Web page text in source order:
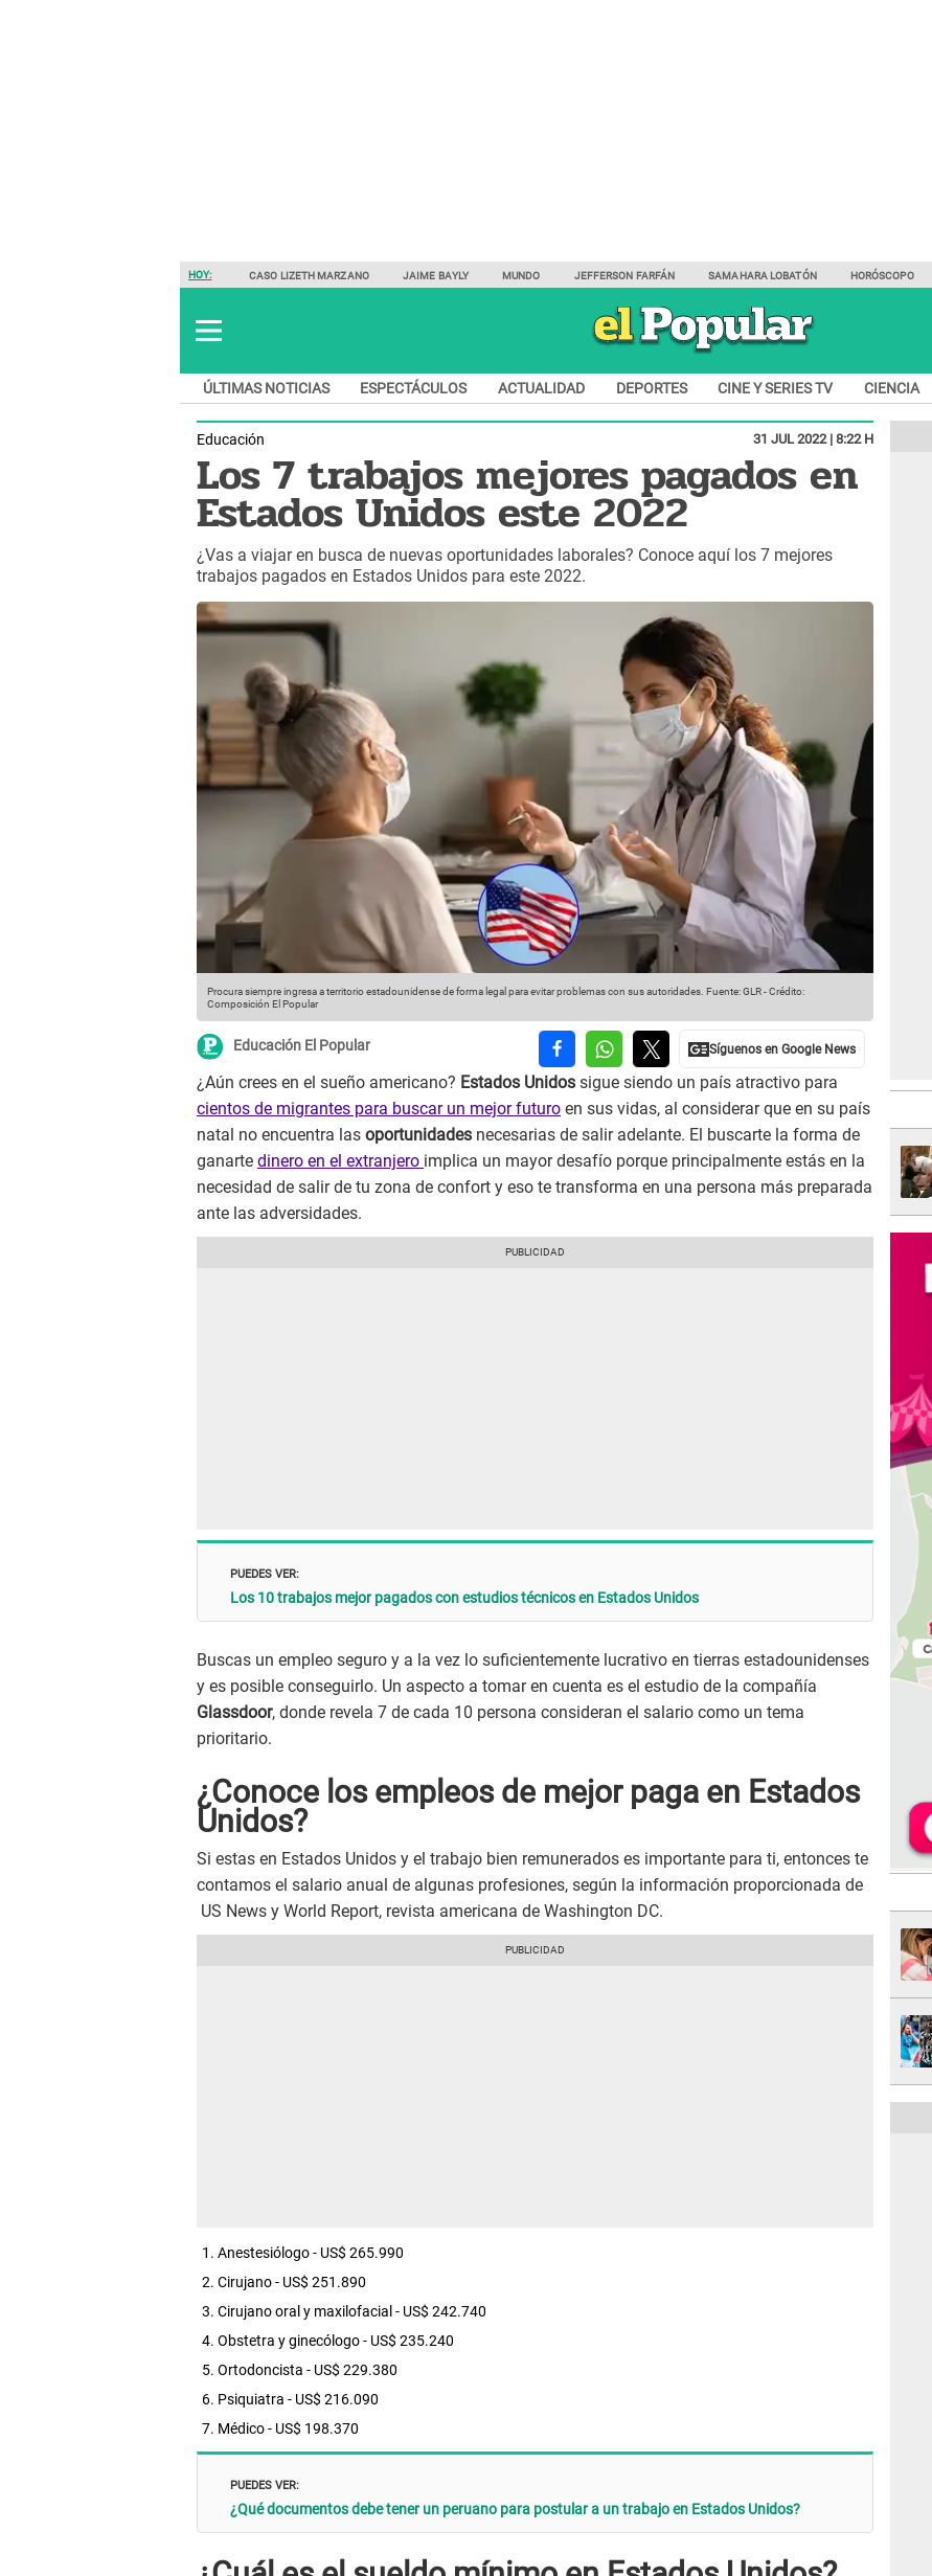
HOY: CASO LIZETH MARZANO JAIME BAYLY MUNDO JEFFERSON FARFÁN SAMAHARA LOBATÓN HORÓSCOPO
ÚLTIMAS NOTICIAS ESPECTÁCULOS ACTUALIDAD DEPORTES CINE Y SERIES TV CIENCIA
Educación 31 JUL 2022 | 8:22 H
Los 7 trabajos mejores pagados en
Estados Unidos este 2022
¿Vas a viajar en busca de nuevas oportunidades laborales? Conoce aquí los 7 mejores
trabajos pagados en Estados Unidos para este 2022.
Procura siempre ingresa a territorio estadounidense de forma legal para evitar problemas con sus autoridades. Fuente: GLR-Crédito:
Composición El Popular
Educación El Popular
¿Aún crees en el sueño americano? Estados Unidos sigue siendo un país atractivo para
cientos de migrantes para buscar un mejor futuro en sus vidas, al considerar que en su país
natal no encuentra las oportunidades necesarias de salir adelante. El buscarte la forma de
ganarte dinero en el extranjero implica un mayor desafío porque principalmente estás en la
necesidad de salir de tu zona de confort y eso te transforma en una persona más preparada
ante las adversidades.
PUEDES VER:
Los 10 trabajos mejor pagados con estudios técnicos en Estados Unidos
Buscas un empleo seguro y a la vez lo suficientemente lucrativo en tierras estadounidenses
y es posible conseguirlo. Un aspecto a tomar en cuenta es el estudio de la compañía
Glassdoor, donde revela 7 de cada 10 persona consideran el salario como un tema
prioritario.
¿Conoce los empleos de mejor paga en Estados
Unidos?
Si estas en Estados Unidos y el trabajo bien remunerados es importante para ti, entonces te
contamos el salario anual de algunas profesiones, según la información proporcionada de
US News y World Report, revista americana de Washington DC.
Anestesiólogo - US$ 265.990
Cirujano - US$ 251.890
Cirujano oral y maxilofacial - US$ 242.740
Obstetra y ginecólogo - US$ 235.240
Ortodoncista - US$ 229.380
Psiquiatra - US$ 216.090
Médico - US$ 198.370
PUEDES VER:
¿Qué documentos debe tener un peruano para postular a un trabajo en Estados Unidos?